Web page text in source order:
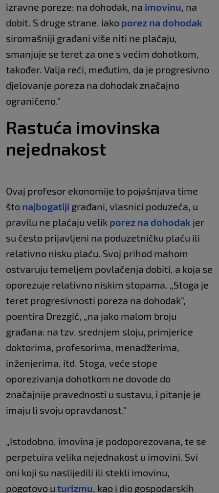
izravne poreze: na dohodak, na imovinu , na
dobit. S druge strane, iako porez na dohodak
siromašniji građani više niti ne plaćaju,
smanjuje se teret za one s većim dohotkom,
također. Valja reći, međutim, da je progresivno
djelovanje poreza na dohodak značajno
ograničeno."
Rastuća imovinska
nejednakost
Ovaj profesor ekonomije to pojašnjava time
što najbogatiji građani, vlasnici poduzeća, u
pravilu ne plaćaju velik porez na dohodak jer
su često prijavljeni na poduzetničku plaću ili
relativno nisku plaću. Svoj prihod mahom
ostvaruju temeljem povlačenja dobiti, a koja se
oporezuje relativno niskim stopama. „Stoga je
teret progresivnosti poreza na dohodak",
poentira Drezgić, „na jako malom broju
građana: na tzv. srednjem sloju, primjerice
doktorima, profesorima, menadžerima,
inženjerima, itd. Stoga, veće stope
oporezivanja dohotkom ne dovode do
značajnije pravednosti u sustavu, i pitanje je
imaju li svoju opravdanost."
„Istodobno, imovina je podoporezovana, te se
perpetuira velika nejednakost u imovini. Svi
oni koji su naslijedili ili stekli imovinu,
pogotovo u turizmu , kao i dio gospodarskih